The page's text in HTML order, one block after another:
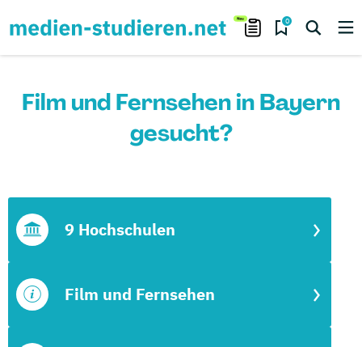
0
Film und Fernsehen in Bayern
gesucht?
Film und Fernsehen
9 Hochschulen